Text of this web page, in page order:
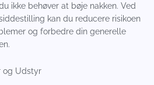
ikke behøver at bøje nakken. Ved
kan du reducere risikoen
og forbedre din generelle
og Udstyr